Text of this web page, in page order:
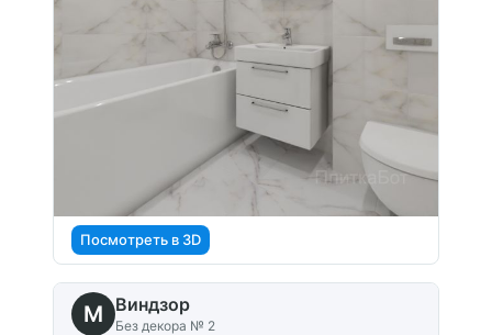
Посмотреть в 3D
M Виндзор
Без декора № 2